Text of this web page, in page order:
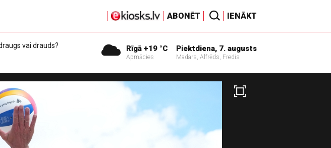
ABONĒT IENĀKT
vai drauds?
Rīgā +19 °C
Apmācies
Piektdiena, 7. augusts
Madars, Alfrēds, Fredis